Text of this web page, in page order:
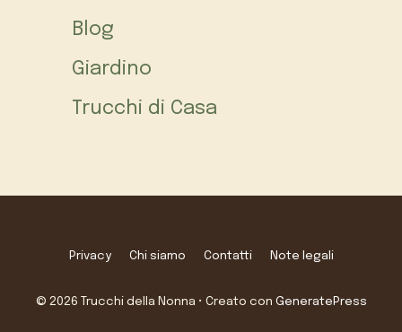
Blog
Giardino
Trucchi di Casa
Privacy Chi siamo Contatti Note legali
© 2026 Trucchi della Nonna • Creato con GeneratePress